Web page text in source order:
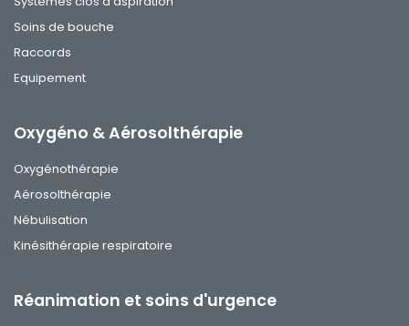
Soins de bouche
Raccords
Equipement
Oxygéno & Aérosolthérapie
Oxygénothérapie
Aérosolthérapie
Nébulisation
Kinésithérapie respiratoire
Réanimation et soins d'urgence